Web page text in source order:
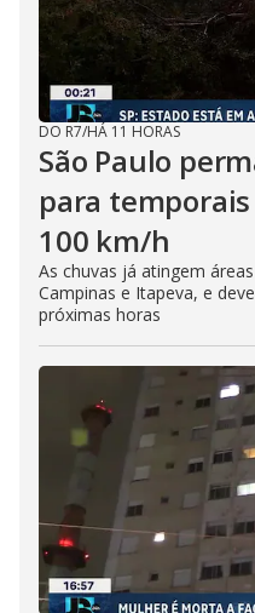
DO R7/HÁ 11 HORAS
São Paulo
para
100 km/h
As chuvas já atingem
Campinas e Itapeva, e
próximas horas